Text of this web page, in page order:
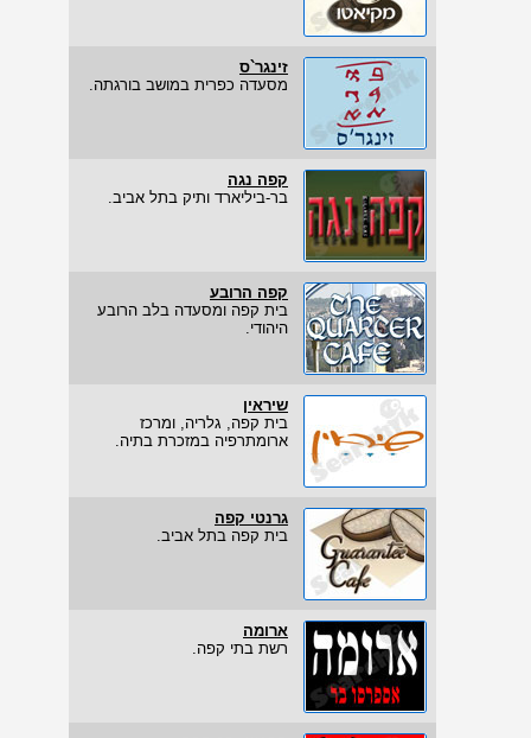
זינגר`ס
מסעדה כפרית במושב בורגתה.
קפה נגה
בר-ביליארד ותיק בתל אביב.
קפה הרובע
בית קפה ומסעדה בלב הרובע
היהודי.
שיראין
בית קפה, גלריה, ומרכז
ארומתרפיה במזכרת בתיה.
גרנטי קפה
בית קפה בתל אביב.
ארומה
רשת בתי קפה.